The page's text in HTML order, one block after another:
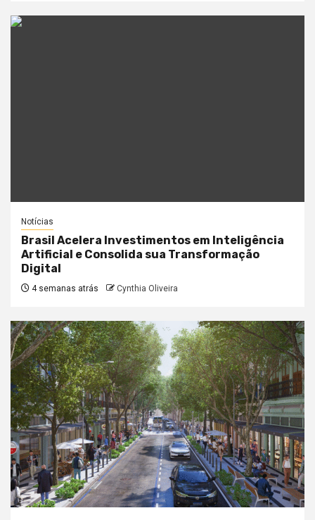
Notícias
Brasil Acelera Investimentos em Inteligência
Artificial e Consolida sua Transformação
Digital
4 semanas atrás Cynthia Oliveira